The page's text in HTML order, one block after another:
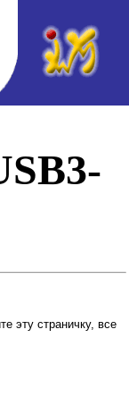
эту страничку, все